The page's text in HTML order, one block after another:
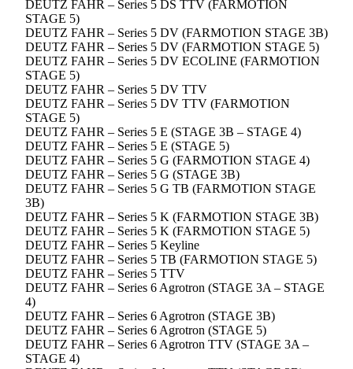
DEUTZ FAHR – Series 5 DS TTV (FARMOTION
STAGE 5)
DEUTZ FAHR – Series 5 DV (FARMOTION STAGE 3B)
DEUTZ FAHR – Series 5 DV (FARMOTION STAGE 5)
DEUTZ FAHR – Series 5 DV ECOLINE (FARMOTION
STAGE 5)
DEUTZ FAHR – Series 5 DV TTV
DEUTZ FAHR – Series 5 DV TTV (FARMOTION
STAGE 5)
DEUTZ FAHR – Series 5 E (STAGE 3B – STAGE 4)
DEUTZ FAHR – Series 5 E (STAGE 5)
DEUTZ FAHR – Series 5 G (FARMOTION STAGE 4)
DEUTZ FAHR – Series 5 G (STAGE 3B)
DEUTZ FAHR – Series 5 G TB (FARMOTION STAGE
3B)
DEUTZ FAHR – Series 5 K (FARMOTION STAGE 3B)
DEUTZ FAHR – Series 5 K (FARMOTION STAGE 5)
DEUTZ FAHR – Series 5 Keyline
DEUTZ FAHR – Series 5 TB (FARMOTION STAGE 5)
DEUTZ FAHR – Series 5 TTV
DEUTZ FAHR – Series 6 Agrotron (STAGE 3A – STAGE
4)
DEUTZ FAHR – Series 6 Agrotron (STAGE 3B)
DEUTZ FAHR – Series 6 Agrotron (STAGE 5)
DEUTZ FAHR – Series 6 Agrotron TTV (STAGE 3A –
STAGE 4)